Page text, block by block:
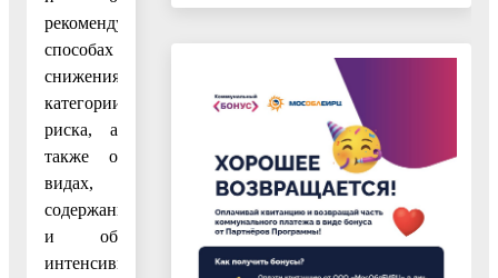
рекомендуемых
способах
снижения
категории
риска, а
также о
видах,
содержании
и об
интенсивности